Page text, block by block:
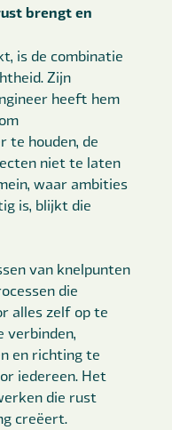
brengt en
is de combinatie
Zijn
heeft hem
te houden, de
niet te laten
waar ambities
is, blijkt die
van knelpunten
die
alles zelf op te
verbinden,
en richting te
iedereen. Het
die rust
creëert.